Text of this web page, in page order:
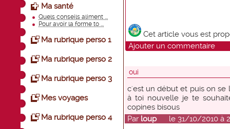
Ma santé
Quels conseils aliment ...
Pour avoir la forme to ...
Ma rubrique perso 1
Ma rubrique perso 2
Ma rubrique perso 3
Mes voyages
Ma rubrique perso 4
Cet article vous est
Ajouter un commentaire
oui
c'est un début et puis on se
à toi nouvelle je te
copines bisous
Par louple 31/10/2010 à